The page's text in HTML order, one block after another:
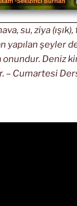
su, ziya
yapılan şeyler
Deniz
– Cumartesi